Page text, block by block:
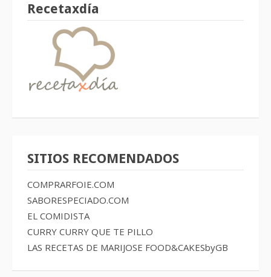
Recetaxdía
SITIOS RECOMENDADOS
COMPRARFOIE.COM
SABORESPECIADO.COM
EL COMIDISTA
CURRY CURRY QUE TE PILLO
LAS RECETAS DE MARIJOSE FOOD&CAKESbyGB